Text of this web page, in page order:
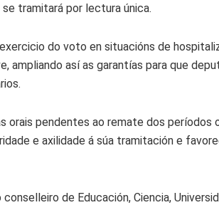
tramitará por lectura única.
do voto en situacións de
ampliando así as garantías para que
orais pendentes ao remate dos períodos
e axilidade á súa tramitación e
de Educación, Ciencia,